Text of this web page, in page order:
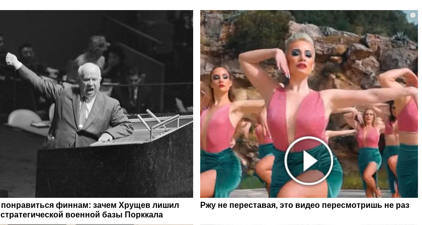
понравиться финнам: зачем Хрущев лишил
военной базы Порккала
i
Ржу не переставая, это видео пересмотришь не раз